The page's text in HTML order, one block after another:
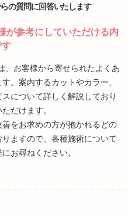
の質問に回答いたします
が参考にしていただける内
、お客様から寄せられたよくあ
。案内するカットやカラー、
について詳しく解説しており
だけます。
をお求めの方が抱かれるどの
ますので、各種施術について
お尋ねください。